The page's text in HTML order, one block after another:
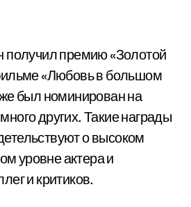
получил премию «Золотой
«Любовь в большом
был номинирован на
других. Такие награды
о высоком
уровне актера и
и критиков.